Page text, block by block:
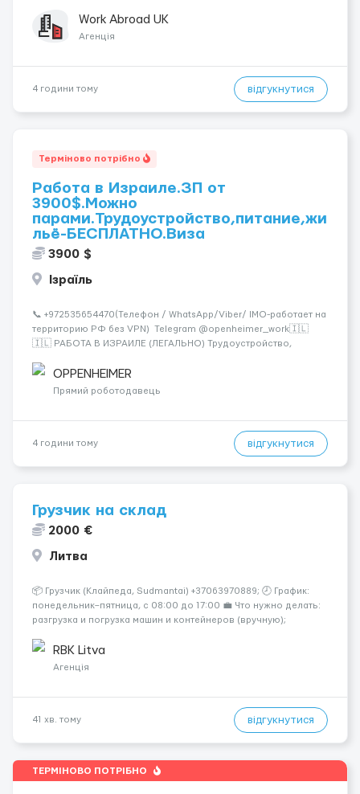
водители (различные категории); •...
Work Abroad UK
Агенція
4 години тому відгукнутися
Терміново потрібно
Работа в Израиле.ЗП от
3900$.Можно
парами.Трудоустройство,питание,жи
льё-БЕСПЛАТНО.Виза
3900 $
Ізраїль
📞 +972535654470(Телефон / WhatsApp/Viber/ IMO-работает на
территорию РФ без VPN) Telegram @openheimer_work🇮🇱
🇮🇱 РАБОТА В ИЗРАИЛЕ (ЛЕГАЛЬНО) Трудоустройство,
развитой и цивилизованной стране? Хотите получать досто...
OPPENHEIMER
Прямий роботодавець
4 години тому відгукнутися
Грузчик на склад
2000 €
Литва
📦 Грузчик (Клайпеда, Sudmantai) +37063970889; 🕗 График:
понедельник–пятница, с 08:00 до 17:00 💼 Что нужно делать:
разгрузка и погрузка машин и контейнеров (вручную);
выполнение других поручений заведующего складом. ✅
Требования: ...
RBK Litva
Агенція
41 хв. тому відгукнутися
ТЕРМІНОВО ПОТРІБНО